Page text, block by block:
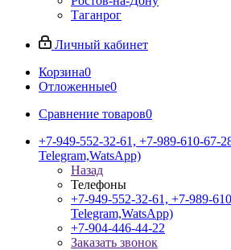
Таганрог
Личный кабинет
Корзина0
Отложенные0
Сравнение товаров0
+7-949-552-32-61, +7-989-610-67-
Telegram,WatsApp)
Назад
Телефоны
+7-949-552-32-61, +7-989-
Telegram,WatsApp)
+7-904-446-44-22
Заказать звонок